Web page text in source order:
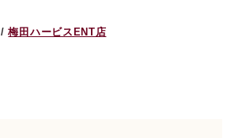
/梅田ハービスENT店